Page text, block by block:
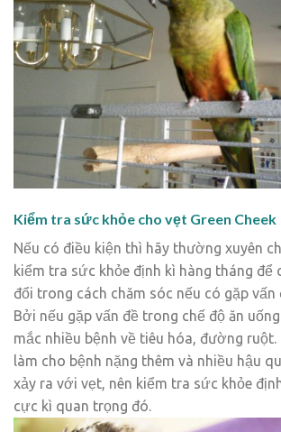
Kiểm tra sức khỏe cho vẹt Green Cheek
Nếu có điều kiện thì hãy thường xuyên
kiểm tra sức khỏe định kì hàng tháng để
đổi trong cách chăm sóc nếu có gặp vấn
Bởi nếu gặp vấn đề trong chế độ ăn
mắc nhiều bệnh về tiêu hóa, đường ruột.
làm cho bệnh nặng thêm và nhiều hậu
xảy ra với vẹt, nên kiểm tra sức khỏe
cực kì quan trọng đó.